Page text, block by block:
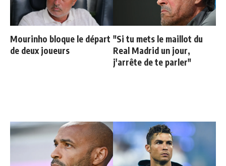
Mourinho bloque le départ
de deux joueurs
"Si tu mets le maillot du
Real Madrid un jour,
j'arrête de te parler"